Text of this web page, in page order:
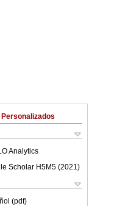
Analytics
Scholar H5M5 (2021 )
(pdf)